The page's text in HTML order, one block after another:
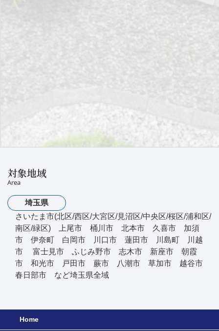
対象地域
Area
埼玉県
さいたま市(北区/西区/大宮区/見沼区/中央区/桜区/浦和区/
南区/緑区) 上尾市 桶川市 北本市 久喜市 加須
市 伊奈町 白岡市 川口市 蓮田市 川島町 川越
市 富士見市 ふじみ野市 志木市 新座市 朝霞
市 和光市 戸田市 蕨市 八潮市 草加市 越谷市
春日部市 など埼玉県全域
Home